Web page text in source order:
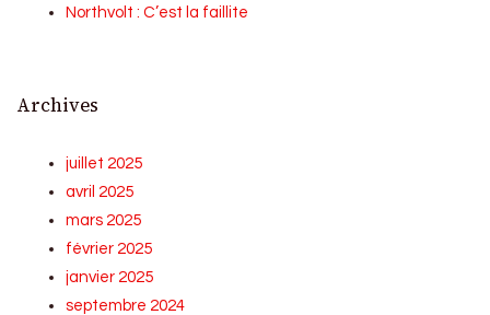
Northvolt : C’est la faillite
Archives
juillet 2025
avril 2025
mars 2025
février 2025
janvier 2025
septembre 2024